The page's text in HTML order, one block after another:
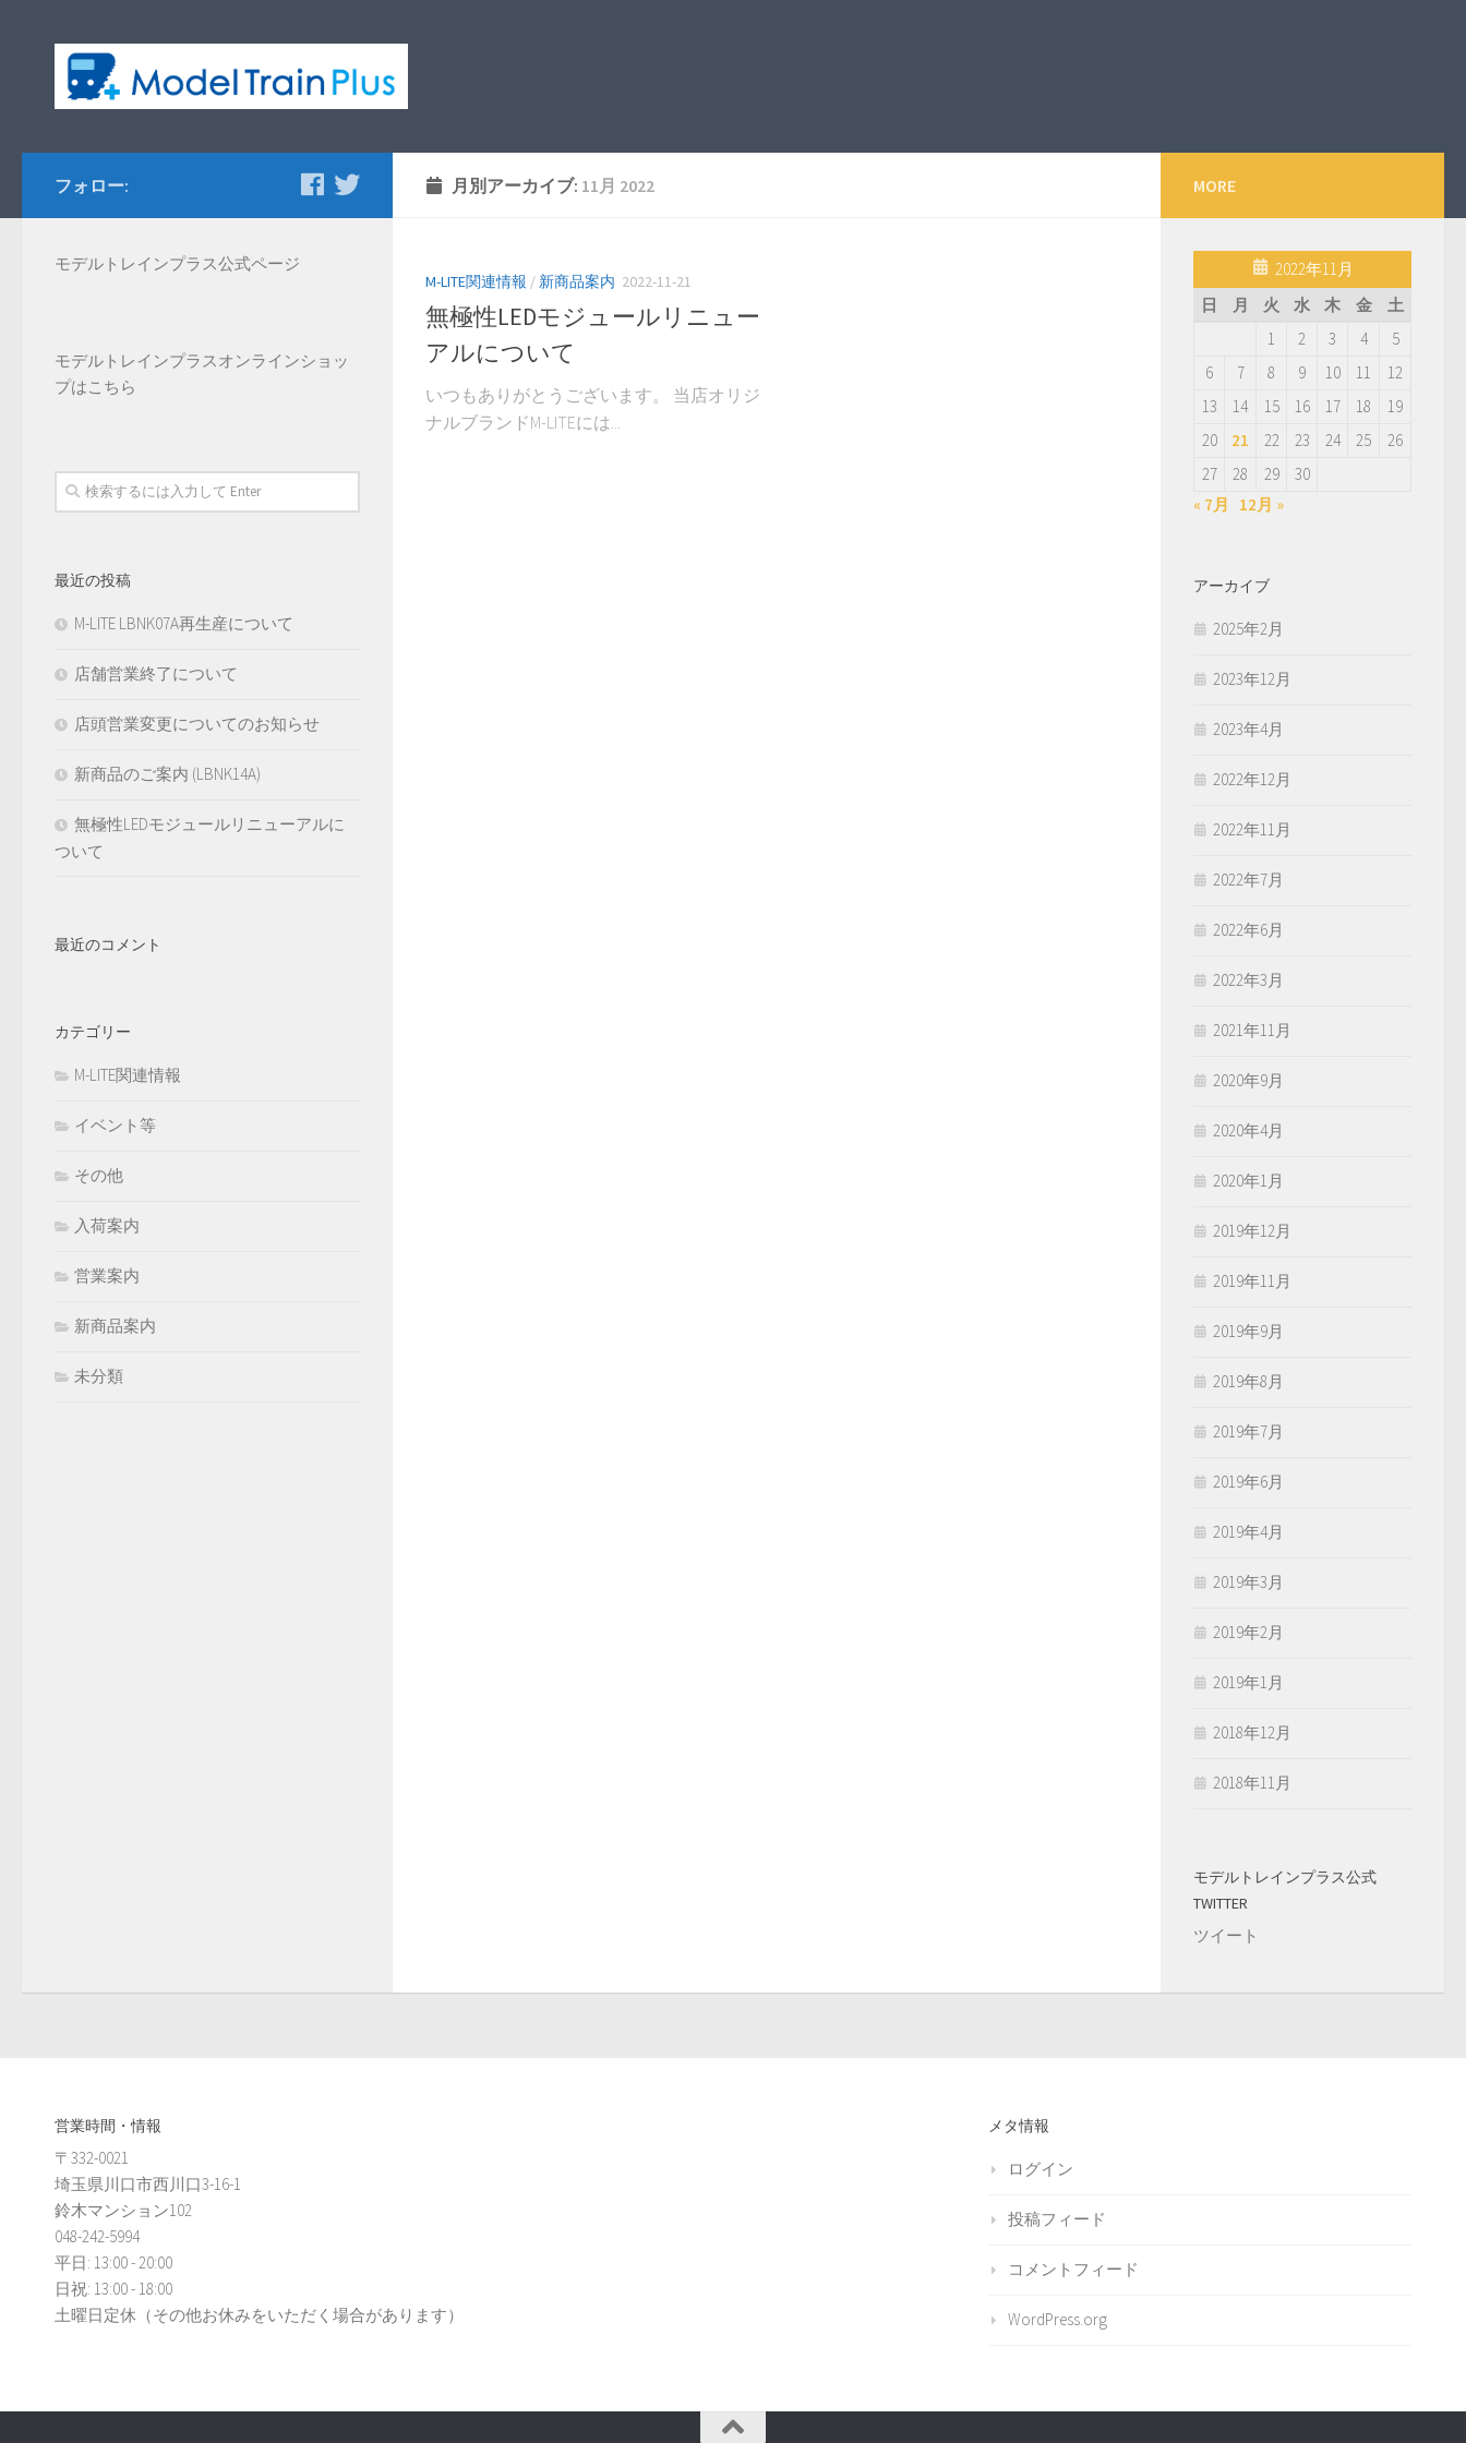
月別アーカイブ: 11月 2022
M-LITE関連情報 / 新商品案内 2022-11-21
無極性LEDモジュールリニュー
アルについて
いつもありがとうございます。 当店オリジ
ナルブランドM-LITEには...
フォロー:
モデルトレインプラス公式ページ
モデルトレインプラスオンラインショッ
プはこちら
最近の投稿
M-LITE LBNK07A再生産について
店舗営業終了について
店頭営業変更についてのお知らせ
新商品のご案内 (LBNK14A)
無極性LEDモジュールリニューアルに
ついて
最近のコメント
カテゴリー
M-LITE関連情報
イベント等
その他
入荷案内
営業案内
新商品案内
未分類
MORE
2022年11月
日
月 火 水 木 金
土
1
2 3 4
5
6
7 8 9 10 11
12
13
14 15 16 17 18
19
20
21 22 23 24 25
26
27
28 29
30
« 7月
12月 »
アーカイブ
2025年2月
2023年12月
2023年4月
2022年12月
2022年11月
2022年7月
2022年6月
2022年3月
2021年11月
2020年9月
2020年4月
2020年1月
2019年12月
2019年11月
2019年9月
2019年8月
2019年7月
2019年6月
2019年4月
2019年3月
2019年2月
2019年1月
2018年12月
2018年11月
モデルトレインプラス公式
TWITTER
ツイート
営業時間・情報
〒332-0021
埼玉県川口市西川口3-16-1
鈴木マンション102
048-242-5994
平日: 13:00 - 20:00
日祝: 13:00 - 18:00
土曜日定休（その他お休みをいただく場合があります）
メタ情報
ログイン
投稿フィード
コメントフィード
WordPress.org